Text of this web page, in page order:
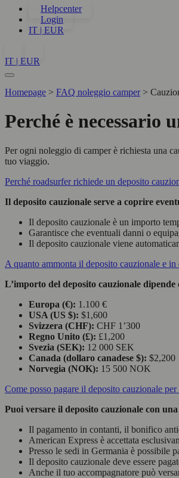
Helpcenter
Login
IT | EUR
IT | EUR
Homepage > FAQ noleggio camper >
Perché è necessario
Per ogni noleggio di camper è richiesta una
tuo viaggio.
Perché roadsurfer richiede un deposito
Il deposito cauzionale serve a coprire
Il deposito cauzionale è un importo
Garantisce che eventuali danni o
Il deposito cauzionale viene
A quanto ammonta il deposito cauzionale e in
L’importo del deposito cauzionale
Europa (€): 1.100 €
USA (US $): $1,600
Svizzera (CHF): CHF 1’300
Regno Unito (£): £1,200
Svezia (SEK): 12 000 SEK
Canada (dollaro canadese $): $2,200
Norvegia (NOK): 15 500 NOK
Come posso pagare il deposito cauzionale
Puoi versare il deposito cauzionale con
Il pagamento in contanti, il bonifico
American Express è accettata
Presso le sedi in Germania è possibile
Il deposito cauzionale deve essere
Anche il tuo accompagnatore può